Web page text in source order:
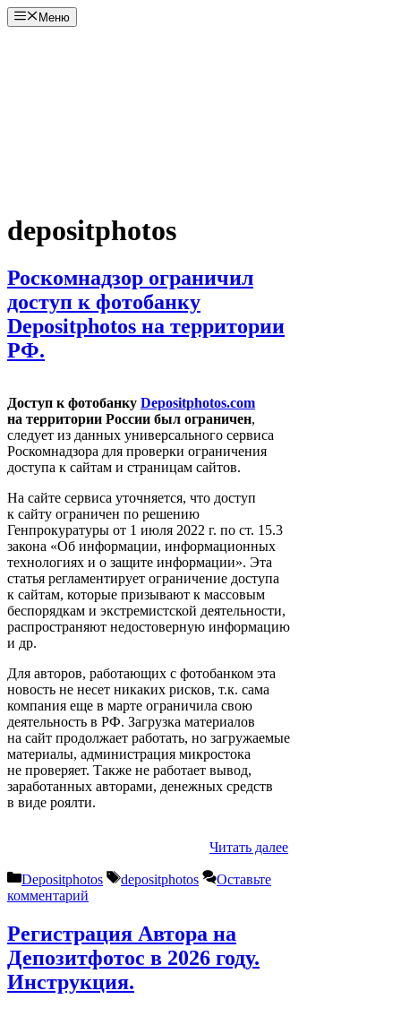
Перейти
к
Меню
depositphotos
Роскомнадзор ограничил
доступ к фотобанку
Depositphotos на территории
РФ.
Доступ к фотобанку Depositphotos.com
на территории России был ограничен,
следует из данных универсального сервиса
Роскомнадзора для проверки ограничения
доступа к сайтам и страницам сайтов.
На сайте сервиса уточняется, что доступ
к сайту ограничен по решению
Генпрокуратуры от 1 июля 2022 г. по ст. 15.3
закона «Об информации, информационных
технологиях и о защите информации». Эта
статья регламентирует ограничение доступа
к сайтам, которые призывают к массовым
беспорядкам и экстремистской деятельности,
распространяют недостоверную информацию
и др.
Для авторов, работающих с фотобанком эта
новость не несет никаких рисков, т.к. сама
компания еще в марте ограничила свою
деятельность в РФ. Загрузка материалов
на сайт продолжает работать, но загружаемые
материалы, администрация микростока
не проверяет. Также не работает вывод,
заработанных авторами, денежных средств
в виде роялти.
Читать далее
Рубрики
Depositphotos Метки
depositphotos
Оставьте
комментарий
Регистрация Автора на
Депозитфотос в 2026 году.
Инструкция.